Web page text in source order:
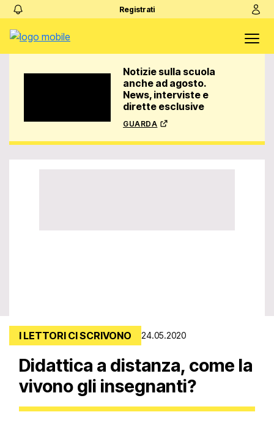
Registrati
Notizie sulla scuola
anche ad agosto.
News, interviste e
dirette esclusive
guarda
I LETTORI CI SCRIVONO 24.05.2020
Didattica a distanza, come la
vivono gli insegnanti?